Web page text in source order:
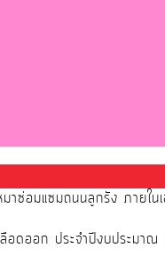
าซ่อมแซมถนนลูกรัง ภาย
เลือดออก ประจำปีงบประ